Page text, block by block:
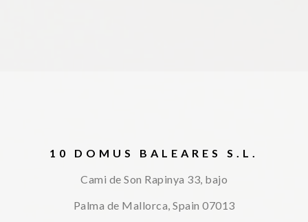
10 DOMUS BALEARES S.L.
Cami de Son Rapinya 33, bajo
Palma de Mallorca, Spain 07013